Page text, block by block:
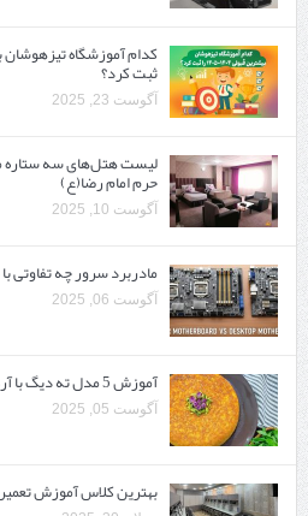
ثبت کرد؟
آگوست 23, 2025
لیست هتل‌های سه ستاره
حرم امام رضا(ع)
آگوست 10, 2025
مادربرد سرور چه تفاوتی
آگوست 06, 2025
آموزش 5 مدل ته دیگ با آرد
آگوست 05, 2025
بهترین کلاس آموزش